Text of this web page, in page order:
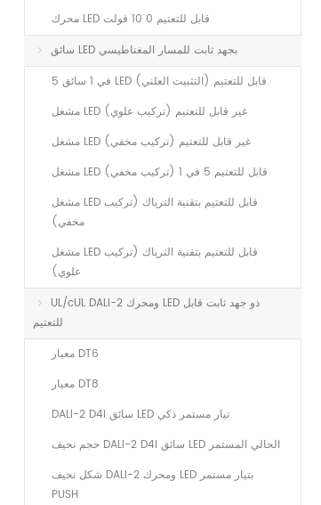
محرك LED قابل للتعتيم 0 10 فولت
سائق LED بجهد ثابت للمسار المغناطيسي
5 في 1 سائق LED قابل للتعتيم (التثبيت العلني)
مشغل LED غير قابل للتعتيم (تركيب علوي)
مشغل LED غير قابل للتعتيم (تركيب مخفي)
مشغل LED قابل للتعتيم 5 في 1 (تركيب مخفي)
مشغل LED قابل للتعتيم بتقنية الترياك (تركيب
مخفي)
مشغل LED قابل للتعتيم بتقنية الترياك (تركيب
علوي)
UL/cUL DALI-2 ومحرك LED ذو جهد ثابت قابل
للتعتيم
معيار DT6
معيار DT8
DALI-2 D4i سائق LED تيار مستمر ذكي
حجم نحيف DALI-2 D4i سائق LED الحالي المستمر
شكل نحيف DALI-2 ومحرك LED بتيار مستمر
PUSH